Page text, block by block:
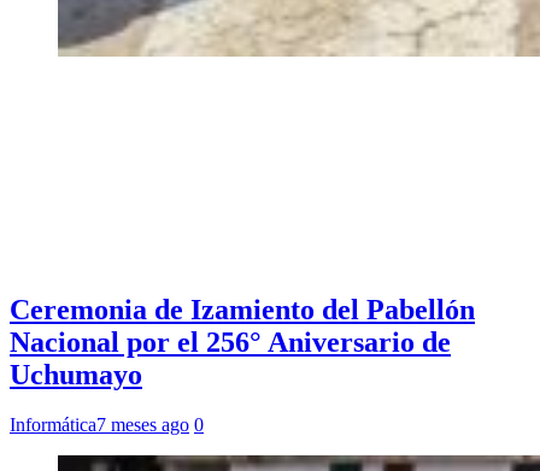
Ceremonia de Izamiento del Pabellón
Nacional por el 256° Aniversario de
Uchumayo
Informática7 meses ago 0